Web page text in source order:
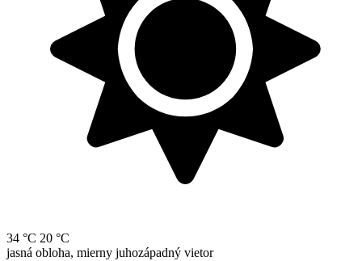
34 °C 20 °C
jasná obloha, mierny juhozápadný vietor